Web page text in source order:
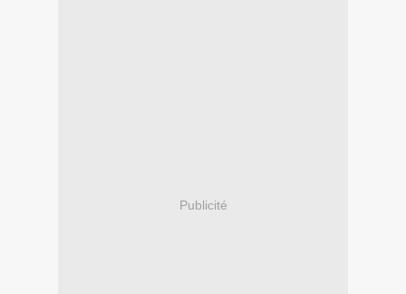
Publicité